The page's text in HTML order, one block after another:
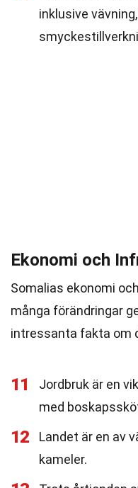
inklusive
Ekonomi och
Somalias ekonomi
många förändringar
intressanta fakta om
11
Jordbruk är en
med
12
Landet är en av
kameler.